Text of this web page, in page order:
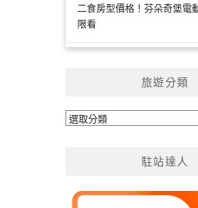
二食房型價格！芬朵奇堡電
限看
旅遊分類
旅
駐站達人